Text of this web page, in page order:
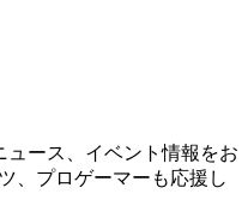
ース、イベント情報をお
、プロゲーマーも応援し